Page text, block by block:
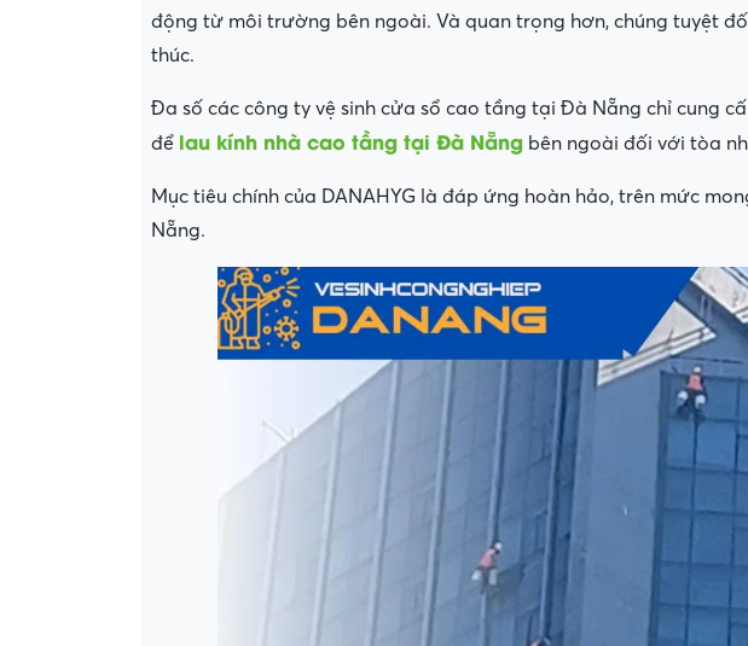
động từ môi trường bên ngoài. Và quan trọng hơn, chúng tuyệt
thúc.
Đa số các công ty vệ sinh cửa sổ cao tầng tại Đà Nẵng chỉ cung
để lau kính nhà cao tầng tại Đà Nẵng bên ngoài đối với tòa
Mục tiêu chính của DANAHYG là đáp ứng hoàn hảo, trên mức
Nẵng.